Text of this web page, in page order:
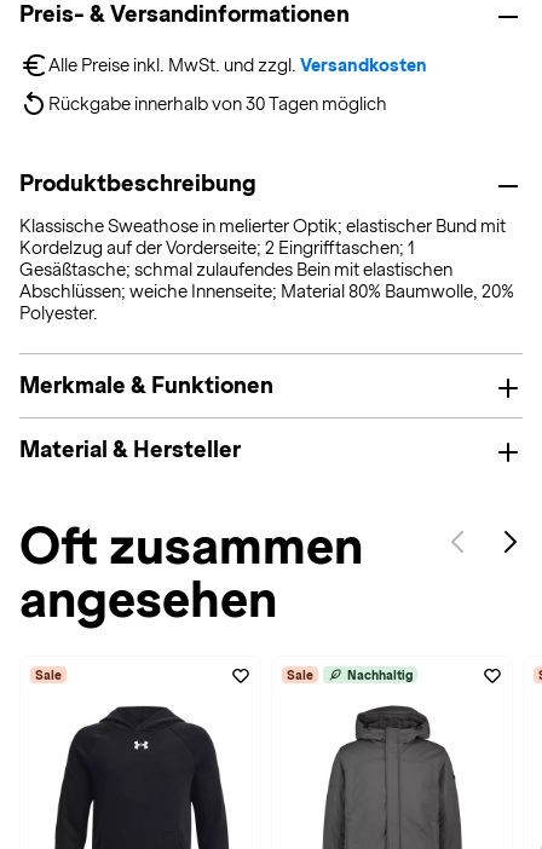
Preis- & Versandinformationen
Alle Preise inkl. MwSt. und zzgl. Versandkosten
Rückgabe innerhalb von 30 Tagen möglich
Produktbeschreibung
Klassische Sweathose in melierter Optik; elastischer Bund mit
Kordelzug auf der Vorderseite; 2 Eingrifftaschen; 1
Gesäßtasche; schmal zulaufendes Bein mit elastischen
Abschlüssen; weiche Innenseite; Material 80% Baumwolle, 20%
Polyester.
Merkmale & Funktionen
Material & Hersteller
Oft zusammen
angesehen
Sale Sale Nachhaltig